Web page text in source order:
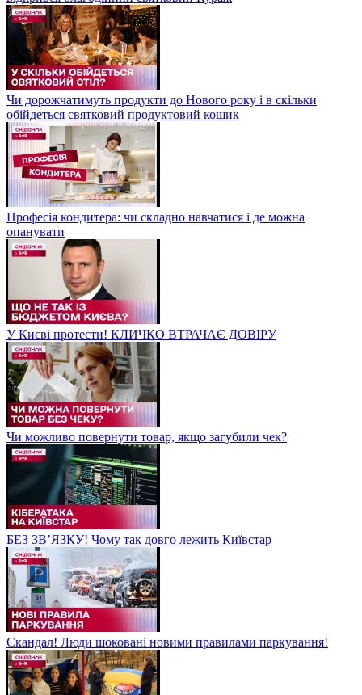
Чи дорожчатимуть продукти до Нового року і в скільки
обійдеться святковий продуктовий кошик
Професія кондитера: чи складно навчатися і де можна
опанувати
У Києві протести! КЛИЧКО ВТРАЧАЄ ДОВІРУ
Чи можливо повернути товар, якщо загубили чек?
БЕЗ ЗВʼЯЗКУ! Чому так довго лежить Київстар
Скандал! Люди шоковані новими правилами паркування!